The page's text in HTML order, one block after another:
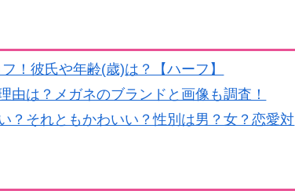
！彼氏や年齢(歳)は？【ハーフ】
は？メガネのブランドと画像も調査！
？それともかわいい？性別は男？女？恋愛対